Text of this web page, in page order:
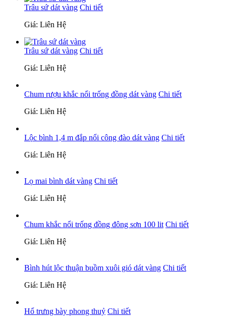
Trâu sứ dát vàng Chi tiết
Giá: Liên Hệ
Trâu sứ dát vàng Chi tiết
Giá: Liên Hệ
Chum rượu khắc nổi trống đồng dát vàng Chi tiết
Giá: Liên Hệ
Lộc bình 1,4 m đắp nổi công đào dát vàng Chi tiết
Giá: Liên Hệ
Lọ mai bình dát vàng Chi tiết
Giá: Liên Hệ
Chum khắc nổi trống đồng đông sơn 100 lit Chi tiết
Giá: Liên Hệ
Bình hút lộc thuận buồm xuôi gió dát vàng Chi tiết
Giá: Liên Hệ
Hổ trưng bày phong thuỷ Chi tiết